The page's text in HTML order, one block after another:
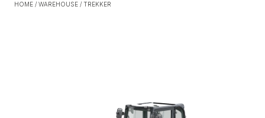
HOME / WAREHOUSE / TREKKER